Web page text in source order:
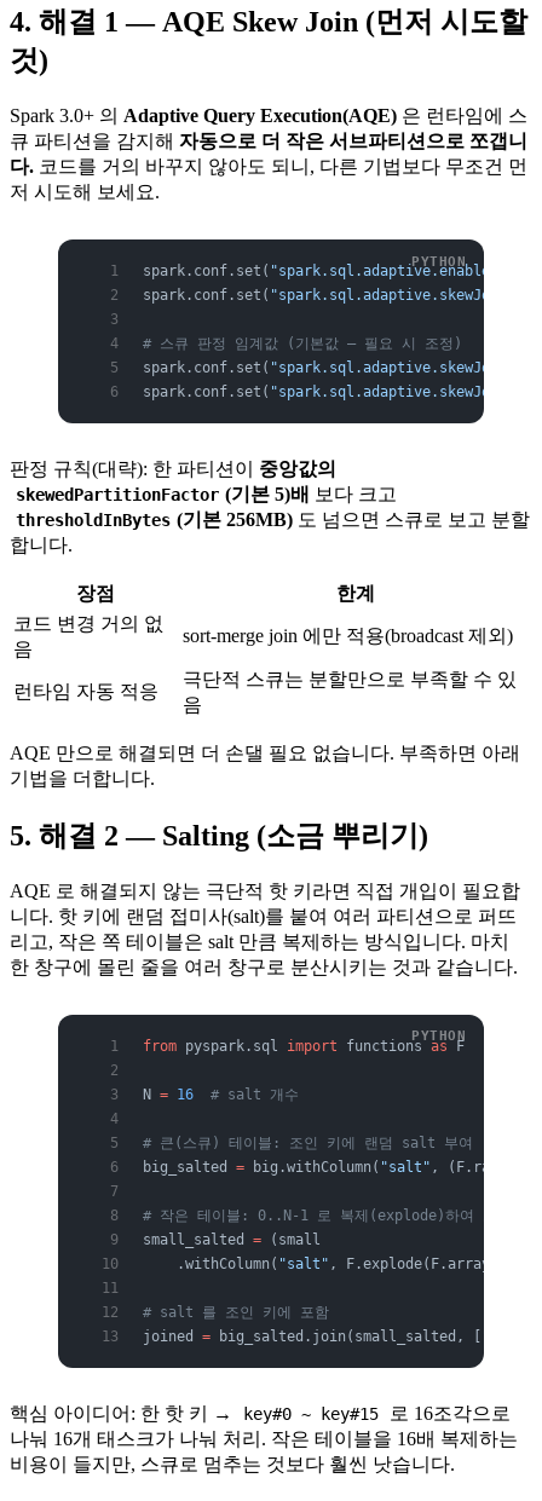
4. 해결 1 — AQE Skew Join (먼저 시도할
것)
Spark 3.0+ 의 Adaptive Query Execution(AQE) 은 런타임에 스
큐 파티션을 감지해 자동으로 더 작은 서브파티션으로 쪼갭니
다. 코드를 거의 바꾸지 않아도 되니, 다른 기법보다 무조건 먼
저 시도해 보세요.
spark.conf.set( "spark.sql.adaptive.enabled"
spark.conf.set(
# 스큐 판정 임계값 (기본값 — 필요 시 조정)
spark.conf.set(
spark.conf.set(
판정 규칙(대략): 한 파티션이 중앙값의
skewedPartitionFactor (기본 5)배 보다 크고
thresholdInBytes (기본 256MB) 도 넘으면 스큐로 보고 분할
합니다.
장점
한계
코드 변경 거의 없
음
sort-merge join 에만 적용(broadcast 제외)
런타임 자동 적응
극단적 스큐는 분할만으로 부족할 수 있
음
AQE 만으로 해결되면 더 손댈 필요 없습니다. 부족하면 아래
기법을 더합니다.
5. 해결 2 — Salting (소금 뿌리기)
AQE 로 해결되지 않는 극단적 핫 키라면 직접 개입이 필요합
니다. 핫 키에 랜덤 접미사(salt)를 붙여 여러 파티션으로 퍼뜨
리고, 작은 쪽 테이블은 salt 만큼 복제하는 방식입니다. 마치
한 창구에 몰린 줄을 여러 창구로 분산시키는 것과 같습니다.
from pyspark.sql import functions as F
N = 16
  # salt 개수
# 큰(스큐) 테이블: 조인 키에 랜덤 salt 부여
big_salted = big.withColumn( "salt" , (F.rand()
# 작은 테이블: 0..N-1 로 복제(explode)하여 모든
small_salted = (small
    .withColumn(
"salt" ,
# salt 를 조인 키에 포함
joined = big_salted.join(small_salted, [
핵심 아이디어: 한 핫 키 → key#0 ~ key#15
로 16조각으로
나눠 16개 태스크가 나눠 처리. 작은 테이블을 16배 복제하는
비용이 들지만, 스큐로 멈추는 것보다 훨씬 낫습니다.